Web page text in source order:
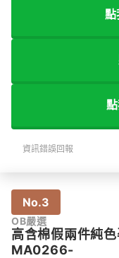
資訊錯誤回報
No.3
OB嚴選
高含棉假兩件純
MA0266-